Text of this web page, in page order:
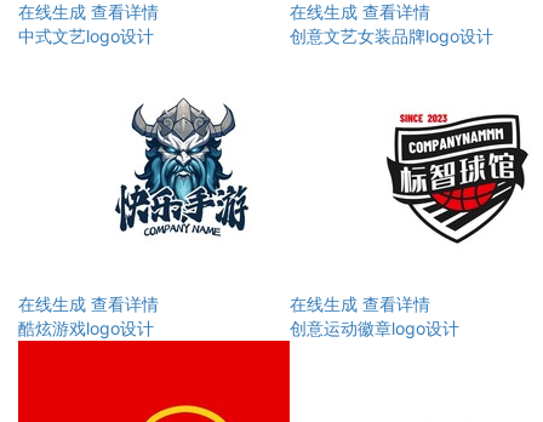
在线生成 查看详情
中式文艺logo设计
在线生成 查看详情
创意文艺女装品牌logo设计
在线生成 查看详情
酷炫游戏logo设计
在线生成 查看详情
创意运动徽章logo设计